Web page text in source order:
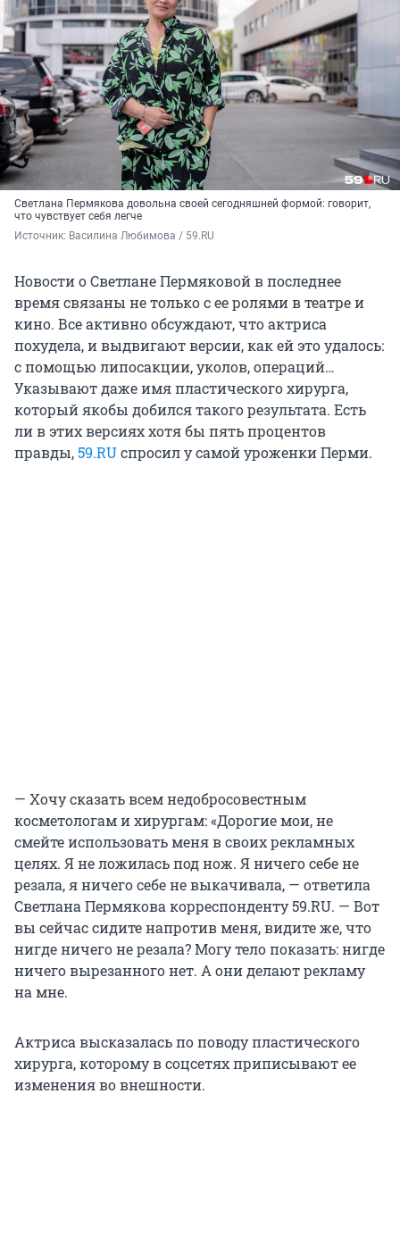
Светлана Пермякова довольна своей сегодняшней формой: говорит,
что чувствует себя легче
Источник: Василина Любимова / 59.RU
Новости о Светлане Пермяковой в последнее
время связаны не только с ее ролями в театре и
кино. Все активно обсуждают, что актриса
похудела, и выдвигают версии, как ей это удалось:
с помощью липосакции, уколов, операций…
Указывают даже имя пластического хирурга,
который якобы добился такого результата. Есть
ли в этих версиях хотя бы пять процентов
правды,59.RUспросил у самой уроженки Перми.
— Хочу сказать всем недобросовестным
косметологам и хирургам: «Дорогие мои, не
смейте использовать меня в своих рекламных
целях. Я не ложилась под нож. Я ничего себе не
резала, я ничего себе не выкачивала, — ответила
Светлана Пермякова корреспонденту 59.RU. — Вот
вы сейчас сидите напротив меня, видите же, что
нигде ничего не резала? Могу тело показать: нигде
ничего вырезанного нет. А они делают рекламу
на мне.
Актриса высказалась по поводу пластического
хирурга, которому в соцсетях приписывают ее
изменения во внешности.